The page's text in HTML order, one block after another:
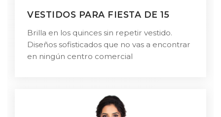
VESTIDOS PARA FIESTA DE 15
Brilla en los quinces sin repetir vestido.
Diseños sofisticados que no vas a encontrar
en ningún centro comercial